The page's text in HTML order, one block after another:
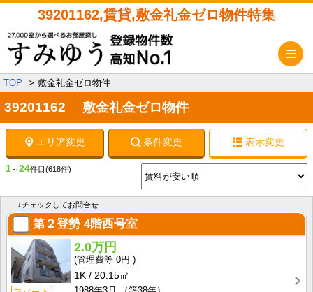
39201162,賃貸,敷金礼金ゼロ物件特集
TOP 敷金礼金ゼロ物件
39201162 敷金礼金ゼロ物件
エリア変更 条件変更 表示変更
1～24件目 (618件)
↓チェックしてお問合せ
第２登勢 4階西号室
2.0万円
0円
1K
20.15㎡